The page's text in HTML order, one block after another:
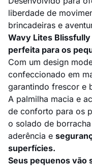
liberdade de
brincadeiras e
Wavy Lites
perfeita para os
Com um design
confeccionado em
garantindo frescor e
A palmilha macia e
de conforto para os
o solado de
aderência e
superfícies.
Seus pequenos vão